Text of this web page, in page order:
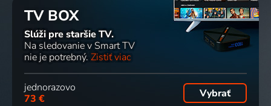
TV BOX
Slúži pre staršie TV.
Na sledovanie v Smart TV
nie je potrebný. Zistiť viac
jednorazovo
73 €
Vybrať